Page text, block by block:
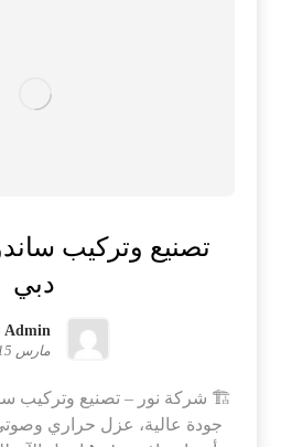
تصنيع وتركيب
دبي
Admin
مارس 15, 2025
🏗️ شركة نور – تصنيع وتركيب
جودة عالية، عزل حراري